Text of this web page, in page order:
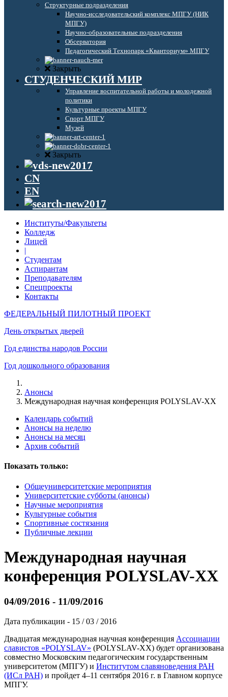
Структурные подразделения
Научно-исследовательский комплекс МПГУ (НИК
МПГУ)
Научно-образовательные подразделения
Обсерватория
Педагогический Технопарк «Кванториум» МПГУ
Закрыть
СТУДЕНЧЕСКИЙ МИР
Управление воспитательной работы и молодежной
политики
Культурные проекты МПГУ
Спорт МПГУ
Музей
Закрыть
CN
EN
Институты/Факультеты
Колледж
Лицей
|
Студентам
Аспирантам
Преподавателям
Спецпроекты
Контакты
ФЕДЕРАЛЬНЫЙ ПИЛОТНЫЙ ПРОЕКТ
День открытых дверей
Год единства народов России
Год дошкольного образования
Анонсы
Международная научная конференция POLYSLAV-XX
Календарь событий
Анонсы на неделю
Анонсы на месяц
Архив событий
Показать только:
Общеуниверситетские мероприятия
Университетские субботы (анонсы)
Научные мероприятия
Культурные события
Спортивные состязания
Публичные лекции
Международная научная
конференция POLYSLAV-XX
04/09/2016 - 11/09/2016
Дата публикации - 15 / 03 / 2016
Двадцатая международная научная конференция Ассоциации
славистов «POLYSLAV» (POLYSLAV-XX) будет организована
совместно Московским педагогическим государственным
университетом (МПГУ) и Институтом славяноведения РАН
(ИСл РАН) и пройдет 4–11 сентября 2016 г. в Главном корпусе
МПГУ.